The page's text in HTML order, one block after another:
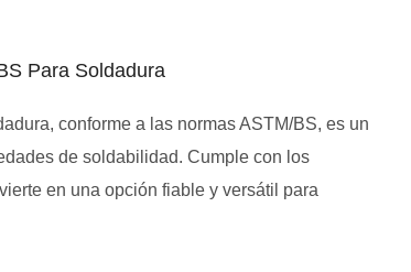
Para Soldadura
conforme a las normas ASTM/BS, es un
de soldabilidad. Cumple con los
en una opción fiable y versátil para